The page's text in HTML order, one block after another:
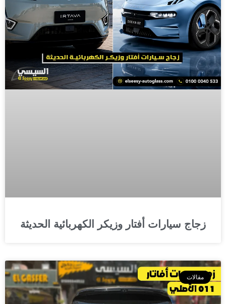
زجاج سيارات أفتار وزيكر الكهربائية الحديثة
مقالات